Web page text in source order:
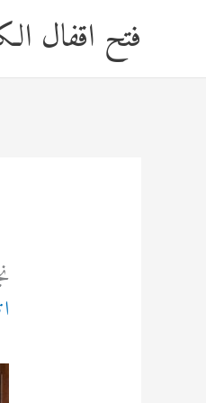
المحتوى
فتح اقفال